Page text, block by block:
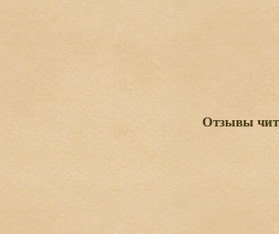
Отзывы